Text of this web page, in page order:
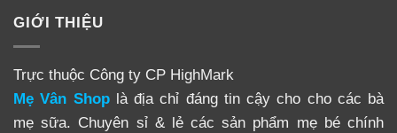
SỮA 2
ĐỘNG CƠ
GIỚI THIỆU
Trực thuộc Công ty CP HighMark
Mẹ Vân Shoplà địa chỉ đáng tin cậy cho cho các bà
mẹ sữa. Chuyên sỉ & lẻ các sản phẩm mẹ bé chính